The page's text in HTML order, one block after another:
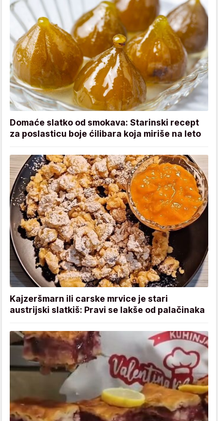
Domaće slatko od smokava: Starinski recept
za poslasticu boje ćilibara koja miriše na leto
Kajzeršmarn ili carske mrvice je stari
austrijski slatkiš: Pravi se lakše od palačinaka